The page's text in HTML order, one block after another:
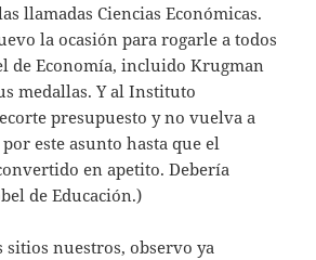
llamadas Ciencias Económicas.
la ocasión para rogarle a todos
de Economía, incluido Krugman
medallas. Y al Instituto
presupuesto y no vuelva a
este asunto hasta que el
en apetito. Debería
de Educación.)
sitios nuestros, observo ya